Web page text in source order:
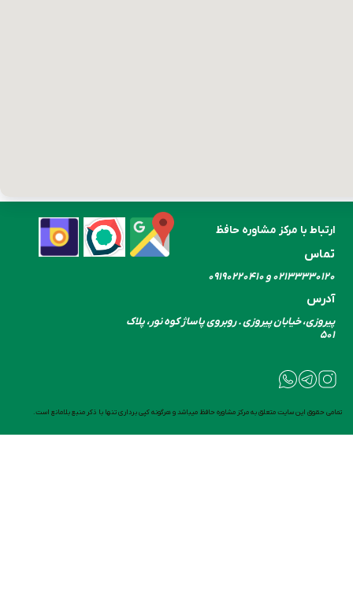
تمامی حقوق این سایت متعلق به مرکز مشاوره حافظ میباشد و هرگونه کپی برداری تنها با ذکر منبع بلامانع است.
تماس
۰۲۱۳۳۳۳۰​​​​​​​۱۲۰ و ۰۹۱۹۰۲۲۰۴۱۰
آدرس
پیروزی، خیابان پیروزی . روبروی پاساژ کوه نور، پلاک
۵۰۱
ارتباط با مرکز مشاوره حافظ